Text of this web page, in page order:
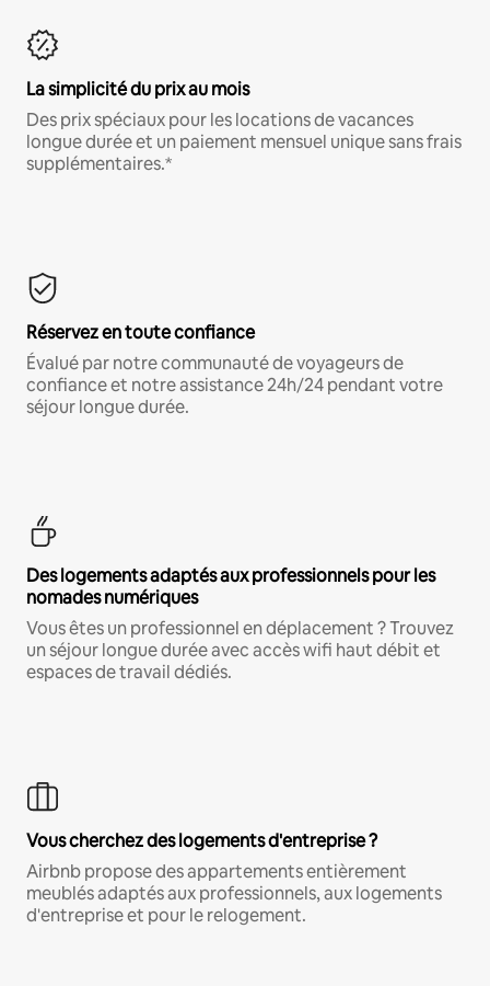
La simplicité du prix au mois
Des prix spéciaux pour les locations de vacances
longue durée et un paiement mensuel unique sans frais
supplémentaires.*
Réservez en toute confiance
Évalué par notre communauté de voyageurs de
confiance et notre assistance 24h/24 pendant votre
séjour longue durée.
Des logements adaptés aux professionnels pour les
nomades numériques
Vous êtes un professionnel en déplacement ? Trouvez
un séjour longue durée avec accès wifi haut débit et
espaces de travail dédiés.
Vous cherchez des logements d'entreprise ?
Airbnb propose des appartements entièrement
meublés adaptés aux professionnels, aux logements
d'entreprise et pour le relogement.